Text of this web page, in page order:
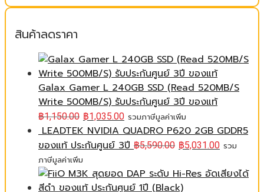
สินค้าลดราคา
Galax Gamer L 240GB SSD (Read 520MB/S
Write 500MB/S) รับประกันศูนย์ 3ปี ของแท้
฿1,150.00 ฿1,035.00 รวมภาษีมูลค่าเพิ่ม
LEADTEK NVIDIA QUADRO P620 2GB GDDR5
ของแท้ ประกันศูนย์ 3ปี ฿5,590.00 ฿5,031.00 รวม
ภาษีมูลค่าเพิ่ม